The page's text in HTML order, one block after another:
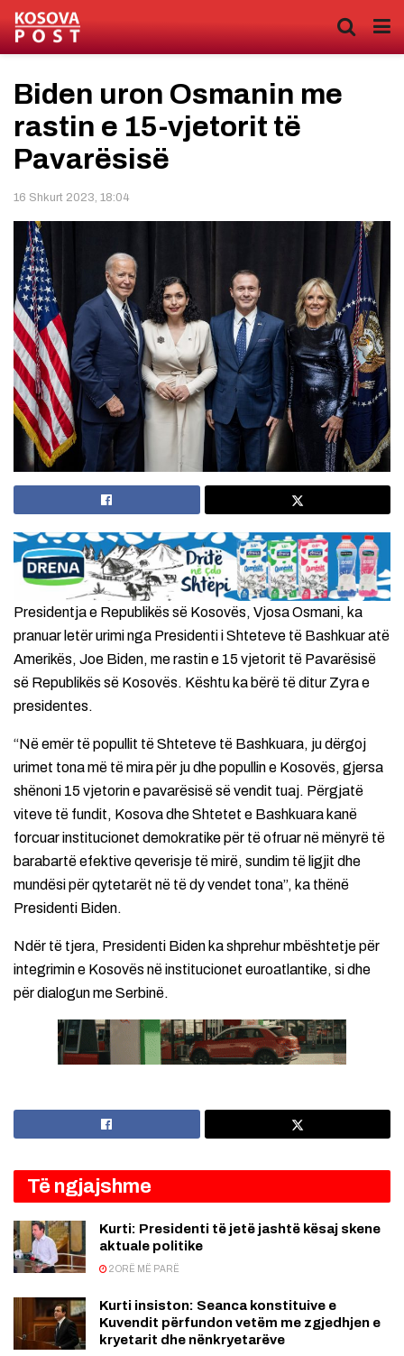
Biden uron Osmanin me
rastin e 15-vjetorit të
Pavarësisë
16 Shkurt 2023, 18:04
Presidentja e Republikës së Kosovës, Vjosa Osmani, ka
pranuar letër urimi nga Presidenti i Shteteve të Bashkuar atë
Amerikës, Joe Biden, me rastin e 15 vjetorit të Pavarësisë
së Republikës së Kosovës. Kështu ka bërë të ditur Zyra e
presidentes.
“Në emër të popullit të Shteteve të Bashkuara, ju dërgoj
urimet tona më të mira për ju dhe popullin e Kosovës, gjersa
shënoni 15 vjetorin e pavarësisë së vendit tuaj. Përgjatë
viteve të fundit, Kosova dhe Shtetet e Bashkuara kanë
forcuar institucionet demokratike për të ofruar në mënyrë të
barabartë efektive qeverisje të mirë, sundim të ligjit dhe
mundësi për qytetarët në të dy vendet tona”, ka thënë
Presidenti Biden.
Ndër të tjera, Presidenti Biden ka shprehur mbështetje për
integrimin e Kosovës në institucionet euroatlantike, si dhe
për dialogun me Serbinë.
Të ngjajshme
Kurti: Presidenti të jetë jashtë kësaj skene
aktuale politike
2 ORË MË PARË
Kurti insiston: Seanca konstituive e
Kuvendit përfundon vetëm me zgjedhjen e
kryetarit dhe nënkryetarëve